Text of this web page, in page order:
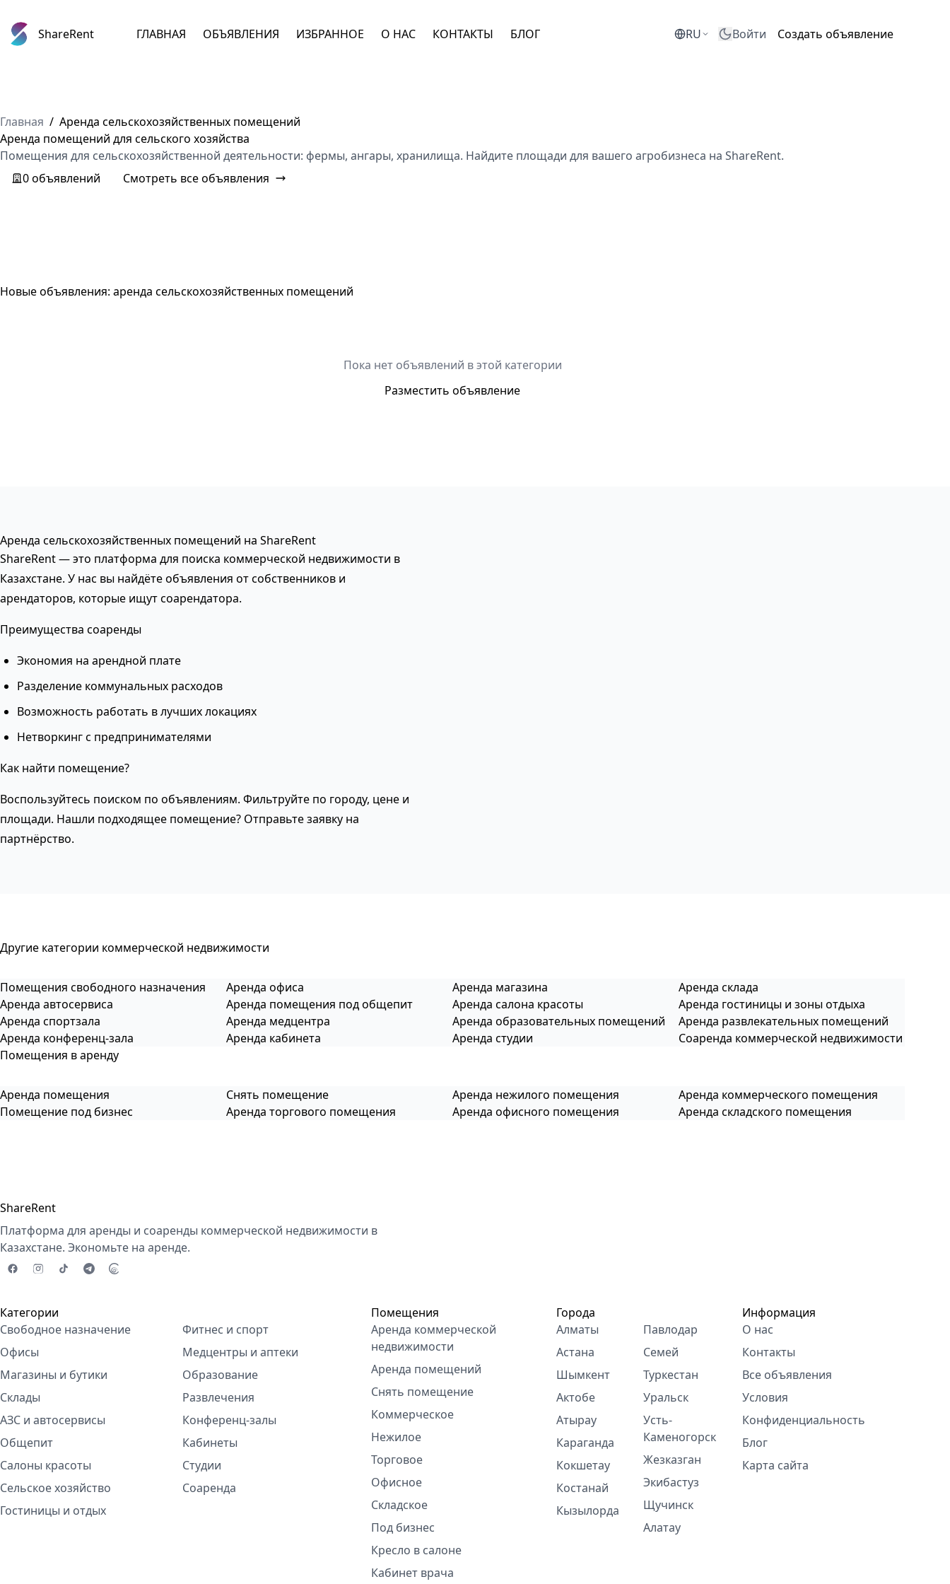
ShareRent ГЛАВНАЯ ОБЪЯВЛЕНИЯ ИЗБРАННОЕ О НАС КОНТАКТЫ БЛОГ RU Войти Создать объявление
Главная / Аренда сельскохозяйственных помещений
Аренда помещений для сельского хозяйства
Помещения для сельскохозяйственной деятельности: фермы, ангары, хранилища. Найдите площади для вашего агробизнеса на ShareRent.
0 объявлений
Смотреть все объявления
Новые объявления: аренда сельскохозяйственных помещений
Пока нет объявлений в этой категории
Разместить объявление
Аренда сельскохозяйственных помещений на ShareRent
ShareRent — это платформа для поиска коммерческой недвижимости в
Казахстане. У нас вы найдёте объявления от собственников и
арендаторов, которые ищут соарендатора.
Преимущества соаренды
Экономия на арендной плате
Разделение коммунальных расходов
Возможность работать в лучших локациях
Нетворкинг с предпринимателями
Как найти помещение?
Воспользуйтесь поиском по объявлениям. Фильтруйте по городу, цене и
площади. Нашли подходящее помещение? Отправьте заявку на
партнёрство.
Другие категории коммерческой недвижимости
Помещения свободного назначения Аренда офиса Аренда магазина
Аренда склада
Аренда автосервиса
Аренда помещения под общепит Аренда салона красоты
Аренда гостиницы и зоны отдыха
Аренда спортзала
Аренда медцентра Аренда образовательных помещений
Аренда развлекательных помещений
Аренда конференц-зала
Аренда кабинета Аренда студии
Соаренда коммерческой недвижимости
Помещения в аренду
Аренда помещения Снять помещение Аренда нежилого помещения
Аренда коммерческого помещения
Помещение под бизнес
Аренда торгового помещения Аренда офисного помещения Аренда складского помещения
ShareRent
Платформа для аренды и соаренды коммерческой недвижимости в
Казахстане. Экономьте на аренде.
Категории
Свободное назначение
Офисы
Магазины и бутики
Склады
АЗС и автосервисы
Общепит
Салоны красоты
Сельское хозяйство
Гостиницы и отдых
Фитнес и спорт
Медцентры и аптеки
Образование
Развлечения
Конференц-залы
Кабинеты
Студии
Соаренда
Помещения
Аренда коммерческой
недвижимости
Аренда помещений
Снять помещение
Коммерческое
Нежилое
Торговое
Офисное
Складское
Под бизнес
Кресло в салоне
Кабинет врача
Города
Алматы
Астана
Шымкент
Актобе
Атырау
Караганда
Кокшетау
Костанай
Кызылорда
Павлодар
Семей
Туркестан
Уральск
Усть-
Каменогорск
Жезказган
Экибастуз
Щучинск
Алатау
Информация
О нас
Контакты
Все объявления
Условия
Конфиденциальность
Блог
Карта сайта